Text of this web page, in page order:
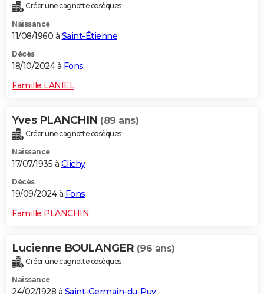
Créer une cagnotte obsèques
Naissance
11/08/1960 à Saint-Étienne
Décès
18/10/2024 à Fons
Famille LANIEL
Yves PLANCHIN (89 ans)
Créer une cagnotte obsèques
Naissance
17/07/1935 à Clichy
Décès
19/09/2024 à Fons
Famille PLANCHIN
Lucienne BOULANGER (96 ans)
Créer une cagnotte obsèques
Naissance
24/02/1928 à Saint-Germain-du-Puy